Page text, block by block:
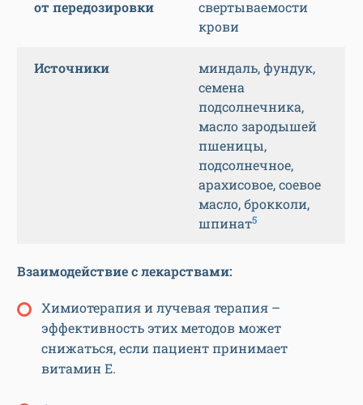
от передозировки
свертываемости
крови
Источники
миндаль, фундук,
семена
подсолнечника,
масло зародышей
пшеницы,
подсолнечное,
арахисовое, соевое
масло, брокколи,
шпинат5
Взаимодействие с лекарствами:
Химиотерапия и лучевая терапия –
эффективность этих методов может
снижаться, если пациент принимает
витамин Е.